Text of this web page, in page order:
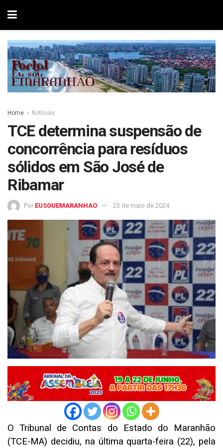
Home Notícias
TCE determina suspensão de
concorrência para resíduos
sólidos em São José de
Ribamar
Por EUSOUEMARANHAO 23 de maio de 2024
O Tribunal de Contas do Estado do Maranhão
(TCE-MA) decidiu, na última quarta-feira (22), pela